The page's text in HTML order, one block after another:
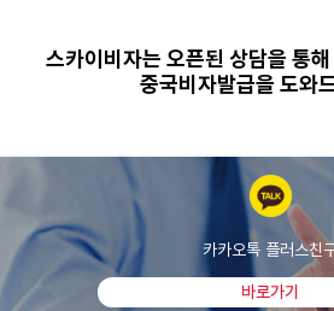
스카이비자는 오픈된 상담을 통
중국비자발급을 도와
카카오톡 플러스친
바로가기